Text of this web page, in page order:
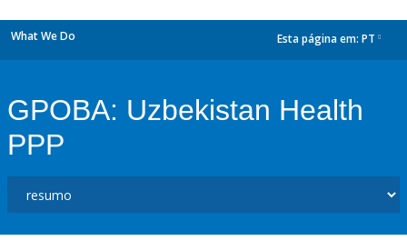
What We Do Esta página em: PT
GPOBA: Uzbekistan Health
PPP